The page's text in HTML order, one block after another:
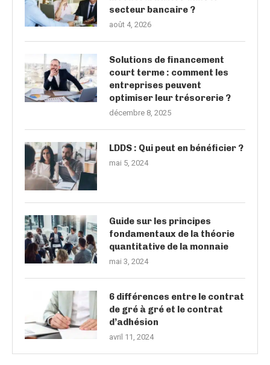
secteur bancaire ?
août 4, 2026
Solutions de financement
court terme : comment les
entreprises peuvent
optimiser leur trésorerie ?
décembre 8, 2025
LDDS : Qui peut en bénéficier ?
mai 5, 2024
Guide sur les principes
fondamentaux de la théorie
quantitative de la monnaie
mai 3, 2024
6 différences entre le contrat
de gré à gré et le contrat
d’adhésion
avril 11, 2024